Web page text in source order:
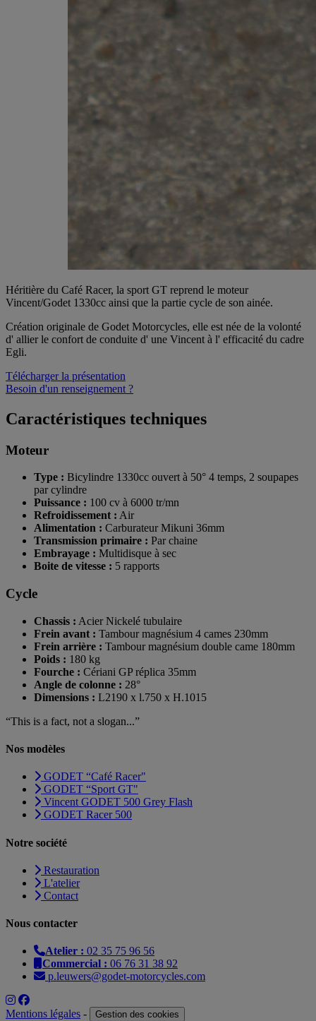
Héritière du Café Racer, la sport GT reprend le moteur
Vincent/Godet 1330cc ainsi que la partie cycle de son ainée.
Création originale de Godet Motorcycles, elle est née de la volonté
d' allier le confort de conduite d' une Vincent à l' efficacité du cadre
Egli.
Télécharger la présentation
Besoin d'un renseignement ?
Caractéristiques techniques
Moteur
Type : Bicylindre 1330cc ouvert à 50° 4 temps, 2 soupapes
par cylindre
Puissance : 100 cv à 6000 tr/mn
Refroidissement : Air
Alimentation : Carburateur Mikuni 36mm
Transmission primaire : Par chaine
Embrayage : Multidisque à sec
Boite de vitesse : 5 rapports
Cycle
Chassis : Acier Nickelé tubulaire
Frein avant : Tambour magnésium 4 cames 230mm
Frein arrière : Tambour magnésium double came 180mm
Poids : 180 kg
Fourche : Cériani GP réplica 35mm
Angle de colonne : 28°
Dimensions : L2190 x l.750 x H.1015
“This is a fact, not a slogan...”
Nos modèles
GODET “Café Racer"
GODET “Sport GT"
Vincent GODET 500 Grey Flash
GODET Racer 500
Notre société
Restauration
L'atelier
Contact
Nous contacter
Atelier : 02 35 75 96 56
Commercial : 06 76 31 38 92
p.leuwers@godet-motorcycles.com
Mentions légales - Gestion des cookies